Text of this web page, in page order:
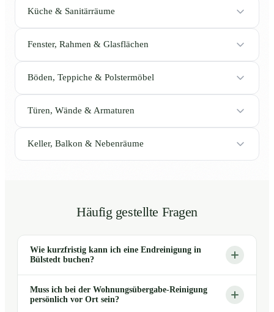
Küche & Sanitärräume
Fenster, Rahmen & Glasflächen
Böden, Teppiche & Polstermöbel
Türen, Wände & Armaturen
Keller, Balkon & Nebenräume
Häufig gestellte Fragen
Wie kurzfristig kann ich eine Endreinigung in
Bülstedt buchen?
Muss ich bei der Wohnungsübergabe-Reinigung
persönlich vor Ort sein?